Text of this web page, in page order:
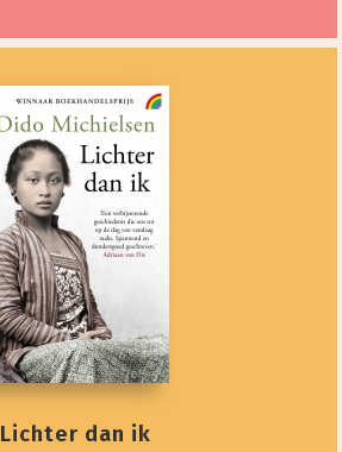
Lichter dan ik